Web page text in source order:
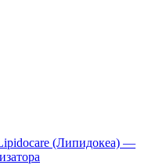
(Липидокеа) —